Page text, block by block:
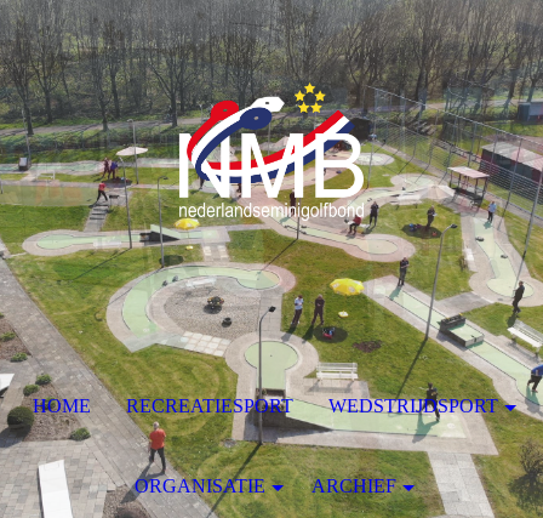
HOME RECREATIESPORT WEDSTRIJDSPORT
ORGANISATIE ARCHIEF